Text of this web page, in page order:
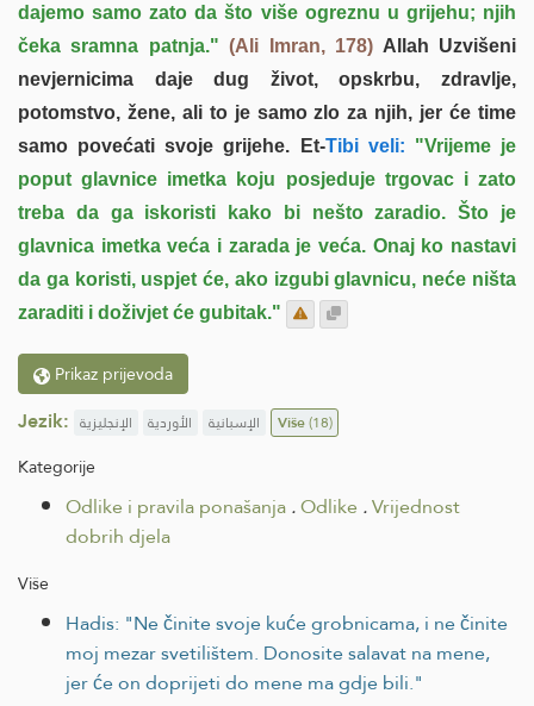
dajemo samo zato da što više ogreznu u grijehu; njih
čeka sramna patnja." (Ali Imran, 178) Allah Uzvišeni
nevjernicima daje dug život, opskrbu, zdravlje,
potomstvo, žene, ali to je samo zlo za njih, jer će time
samo povećati svoje grijehe. Et-Tibi veli: "Vrijeme je
poput glavnice imetka koju posjeduje trgovac i zato
treba da ga iskoristi kako bi nešto zaradio. Što je
glavnica imetka veća i zarada je veća. Onaj ko nastavi
da ga koristi, uspjet će, ako izgubi glavnicu, neće ništa
zaraditi i doživjet će gubitak."
Prikaz prijevoda
Jezik: الإنجليزية الأوردية الإسبانية Više(18)
Kategorije
Odlike i pravila ponašanja.Odlike .Vrijednost
dobrih djela
Više
Hadis: "Ne činite svoje kuće grobnicama, i ne činite
moj mezar svetilištem. Donosite salavat na mene,
jer će on doprijeti do mene ma gdje bili."